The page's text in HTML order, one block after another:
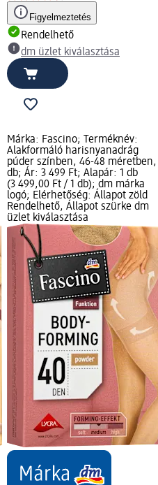
Figyelmeztetés
Rendelhető
dm üzlet kiválasztása
Márka: Fascino; Terméknév:
Alakformáló harisnyanadrág
púder színben, 46-48 méretben,
db; Ár: 3 499 Ft; Alapár: 1 db
(3 499,00 Ft / 1 db); dm márka
logó; Elérhetőség: Állapot zöld
Rendelhető, Állapot szürke dm
üzlet kiválasztása